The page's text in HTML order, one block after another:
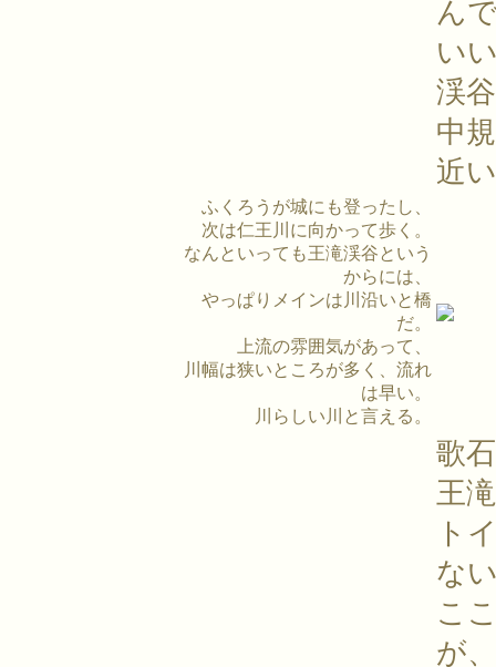
ん
い
渓
中
近
ふくろうが城にも登ったし、
次は仁王川に向かって歩く。
なんといっても王滝渓谷という
からには、
やっぱりメインは川沿いと橋
だ。
上流の雰囲気があって、
川幅は狭いところが多く、流れ
は早い。
川らしい川と言える。
歌
王
ト
な
こ
が